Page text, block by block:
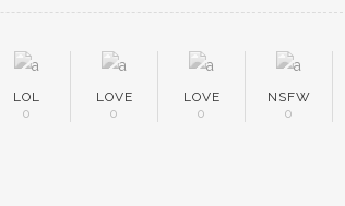
LOL
0
LOVE
0
LOVE
0
NSFW
0